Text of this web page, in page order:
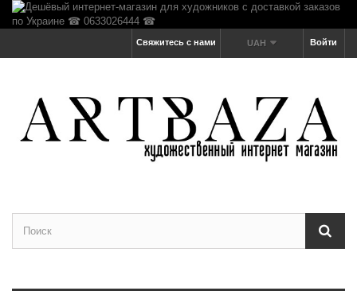
Войти
UAH
Свяжитесь с нами